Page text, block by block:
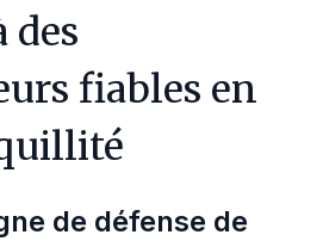
des
fiables en
de défense de